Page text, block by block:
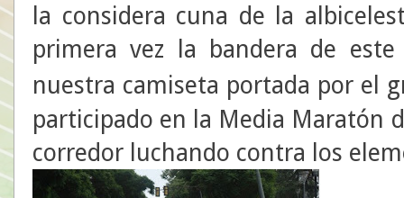
la considera cuna de la
primera vez la bandera de
nuestra camiseta portada por el
participado en la Media Maratón
corredor luchando contra los